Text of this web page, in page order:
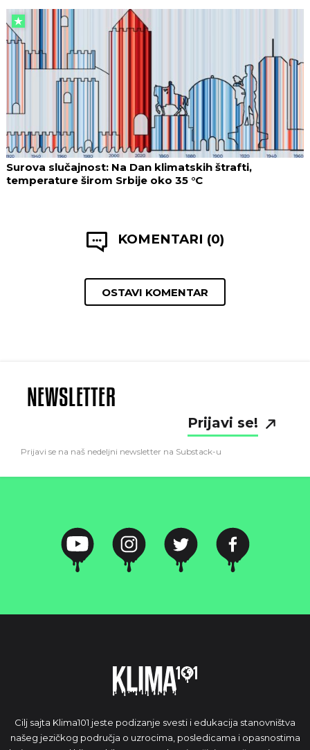
Surova slučajnost: Na Dan klimatskih štrafti,
temperature širom Srbije oko 35 °C
KOMENTARI (0)
OSTAVI KOMENTAR
NEWSLETTER
Prijavi se!
Prijavi se na naš nedeljni newsletter na Substack-u
Cilj sajta Klima101 jeste podizanje svesti i edukacija stanovništva
našeg jezičkog područja o uzrocima, posledicama i opasnostima